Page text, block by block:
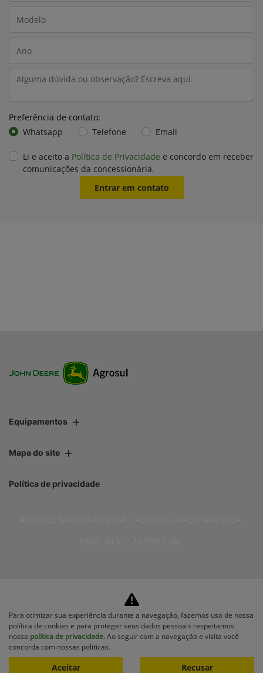
Preferência de contato:
Whatsapp
Telefone Email
Li e aceito a Política de Privacidade e concordo em receber
comunicações da concessionária.
Entrar em contato
Equipamentos
Mapa do site
Política de privacidade
No trânsito, enxergar o outro
salva vidas.
Desenvolvido pela DEALERSPACE ® Direitos Reservados.
Para otimizar sua experiência durante a navegação, fazemos uso de nossa
política de cookies e para proteger seus dados pessoais respeitamos
nossa política de privacidade. Ao seguir com a navegação e visita você
concorda com nossas políticas.
Aceitar Recusar